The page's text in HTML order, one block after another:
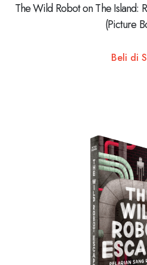
The Wild Robot on The Island:
(Picture
Beli di